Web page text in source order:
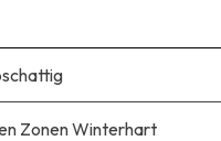
Zonen Winterhart